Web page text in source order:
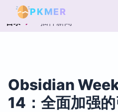
PKMER
目录 插件新闻
Obsidian
14：全面加强的